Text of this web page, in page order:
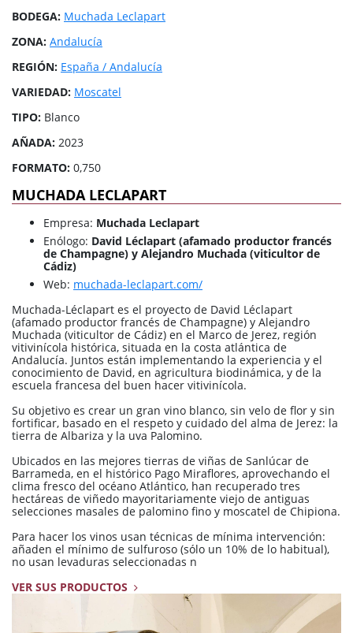
BODEGA: Muchada Leclapart
ZONA: Andalucía
REGIÓN: España / Andalucía
VARIEDAD: Moscatel
TIPO: Blanco
AÑADA: 2023
FORMATO: 0,750
MUCHADA LECLAPART
Empresa: Muchada Leclapart
Enólogo: David Léclapart (afamado productor francés
de Champagne) y Alejandro Muchada (viticultor de
Cádiz)
Web: muchada-leclapart.com/
Muchada-Léclapart es el proyecto de David Léclapart
(afamado productor francés de Champagne) y Alejandro
Muchada (viticultor de Cádiz) en el Marco de Jerez, región
vitivinícola histórica, situada en la costa atlántica de
Andalucía. Juntos están implementando la experiencia y el
conocimiento de David, en agricultura biodinámica, y de la
escuela francesa del buen hacer vitivinícola.
Su objetivo es crear un gran vino blanco, sin velo de flor y sin
fortificar, basado en el respeto y cuidado del alma de Jerez: la
tierra de Albariza y la uva Palomino.
Ubicados en las mejores tierras de viñas de Sanlúcar de
Barrameda, en el histórico Pago Miraflores, aprovechando el
clima fresco del océano Atlántico, han recuperado tres
hectáreas de viñedo mayoritariamente viejo de antiguas
selecciones masales de palomino fino y moscatel de Chipiona.
Para hacer los vinos usan técnicas de mínima intervención:
añaden el mínimo de sulfuroso (sólo un 10% de lo habitual),
no usan levaduras seleccionadas n
VER SUS PRODUCTOS